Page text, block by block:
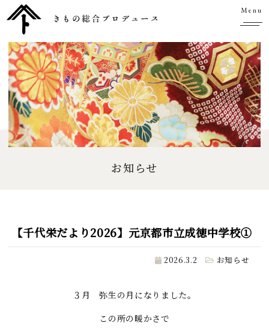
Menu
お知らせ
【千代栄だより2026】元京都市立成徳中学校①
2026.3.2 お知らせ
３月 弥生の月になりました。
この所の暖かさで